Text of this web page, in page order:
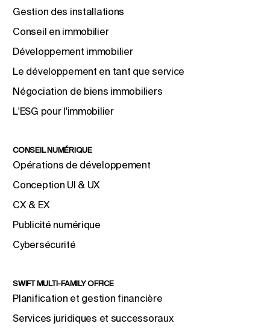
Gestion des installations
Conseil en immobilier
Développement immobilier
Le développement en tant que service
Négociation de biens immobiliers
L'ESG pour l'immobilier
CONSEIL NUMÉRIQUE
Opérations de développement
Conception UI & UX
CX & EX
Publicité numérique
Cybersécurité
SWIFT MULTI-FAMILY OFFICE
Planification et gestion financière
Services juridiques et successoraux